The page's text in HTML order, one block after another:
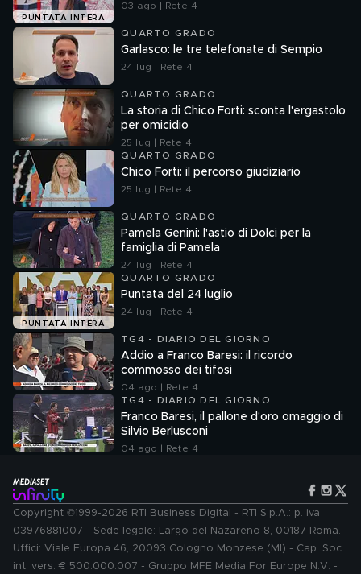
PUNTATA INTERA
03 ago | Rete 4
QUARTO GRADO
Garlasco: le tre telefonate di Sempio
24 lug | Rete 4
QUARTO GRADO
La storia di Chico Forti: sconta l'ergastolo
per omicidio
25 lug | Rete 4
QUARTO GRADO
Chico Forti: il percorso giudiziario
25 lug | Rete 4
QUARTO GRADO
Pamela Genini: l'astio di Dolci per la
famiglia di Pamela
24 lug | Rete 4
PUNTATA INTERA
QUARTO GRADO
Puntata del 24 luglio
24 lug | Rete 4
TG4 - DIARIO DEL GIORNO
Addio a Franco Baresi: il ricordo
commosso dei tifosi
04 ago | Rete 4
TG4 - DIARIO DEL GIORNO
Franco Baresi, il pallone d'oro omaggio di
Silvio Berlusconi
04 ago | Rete 4
Copyright ©1999-2026 RTI Business Digital - RTI S.p.A.: p. iva
03976881007 - Sede legale: Largo del Nazareno 8, 00187 Roma.
Uffici: Viale Europa 46, 20093 Cologno Monzese (MI) - Cap. Soc.
int. vers. € 500.000.007 - Gruppo MFE Media For Europe N.V. -